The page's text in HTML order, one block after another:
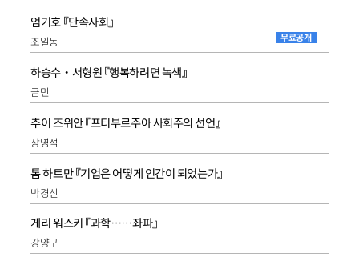
엄기호 『단속사회』
조일동 무료공개
하승수‧서형원 『행복하려면 녹색』
금민
추이 즈위안 『프티부르주아 사회주의 선언』
장영석
톰 하트만 『기업은 어떻게 인간이 되었는가』
박경신
게리 워스키 『과학……좌파』
강양구